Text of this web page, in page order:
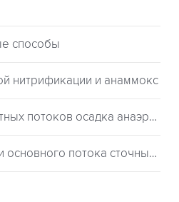
способы
нитрификации и анаммокс
3. Обработка возвратных потоков осадка анаэробного сбраживания
4. Процесс обработки основного потока сточных вод